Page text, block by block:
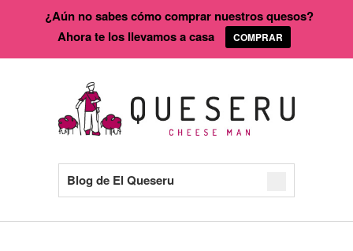
Blog de El Queseru
¿Aún no sabes cómo comprar nuestros quesos?
Ahora te los llevamos a casa
COMPRAR